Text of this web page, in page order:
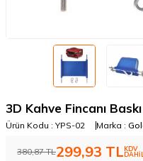
3D Kahve Fincanı
Ürün Kodu : YPS-02 Marka :
380,87TL299,93 TLKDV
DAHİL